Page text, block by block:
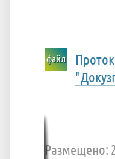
Размещено: